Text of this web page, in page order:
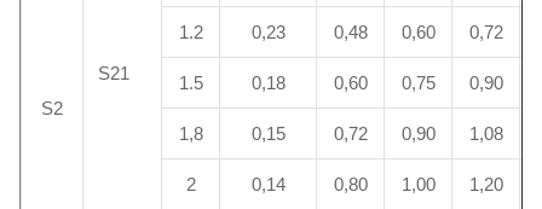
S2
S21
1.2 0,23 0,48 0,60 0,72
1.5 0,18 0,60 0,75 0,90
1,8 0,15 0,72 0,90 1,08
2 0,14 0,80 1,00 1,20